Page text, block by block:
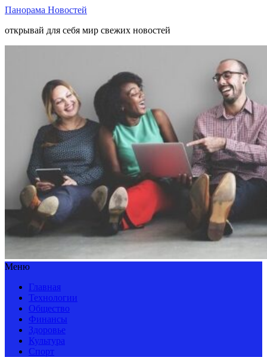
Панорама Новостей
открывай для себя мир свежих новостей
Меню
Главная
Технологии
Общество
Финансы
Здоровье
Культура
Спорт